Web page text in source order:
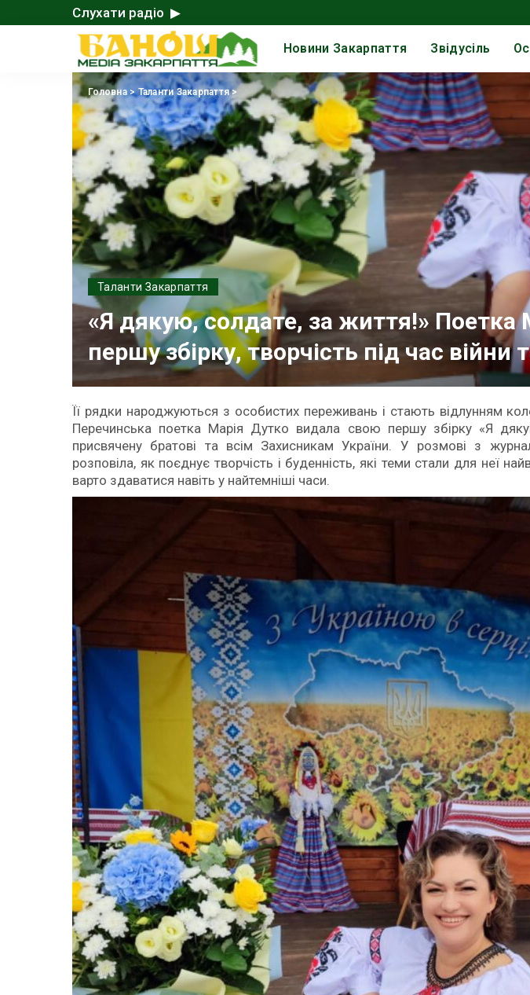
Слухати радіо ▶
Новини Закарпаття Звідусіль
Головна>Таланти Закарпаття>
Таланти Закарпаття
«Я дякую, солдате, за життя!» Поетка
першу збірку, творчість під час війни
Її рядки народжуються з особистих переживань і стають відлунням
Перечинська поетка Марія Дутко видала свою першу збірку «Я
присвячену братові та всім Захисникам України. У розмові з
розповіла, як поєднує творчість і буденність, які теми стали для неї
варто здаватися навіть у найтемніші часи.